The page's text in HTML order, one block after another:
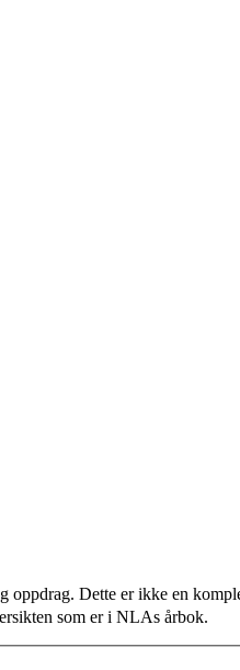
Dette er ikke en
som er i NLAs årbok.